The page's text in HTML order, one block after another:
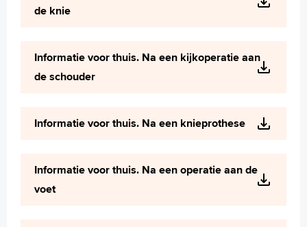
de knie
Informatie voor thuis. Na een kijkoperatie aan
de schouder
Informatie voor thuis. Na een knieprothese
Informatie voor thuis. Na een operatie aan de
voet